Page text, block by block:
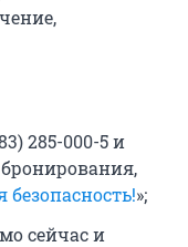
285-000-5 и
безопасность!»;
сейчас и